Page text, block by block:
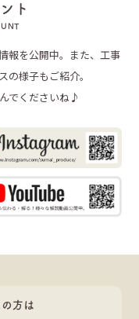
ト
報を公開中。また、工事
様子もご紹介。
でくださいね♪
方は